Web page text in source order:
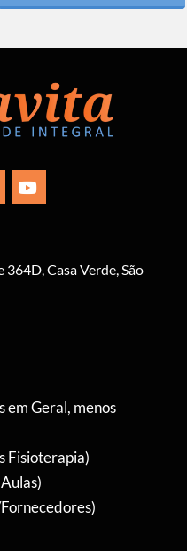
Casa Verde, São
Geral, menos
Fisioterapia)